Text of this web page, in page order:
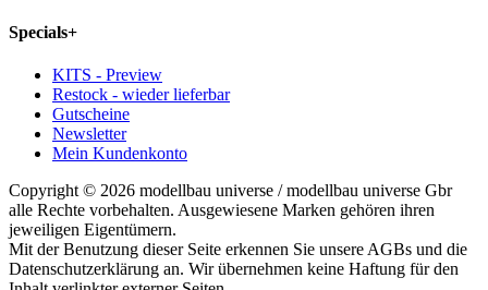
Specials+
KITS - Preview
Restock - wieder lieferbar
Gutscheine
Newsletter
Mein Kundenkonto
Copyright © 2026 modellbau universe / modellbau universe Gbr
alle Rechte vorbehalten. Ausgewiesene Marken gehören ihren
jeweiligen Eigentümern.
Mit der Benutzung dieser Seite erkennen Sie unsere AGBs und die
Datenschutzerklärung an. Wir übernehmen keine Haftung für den